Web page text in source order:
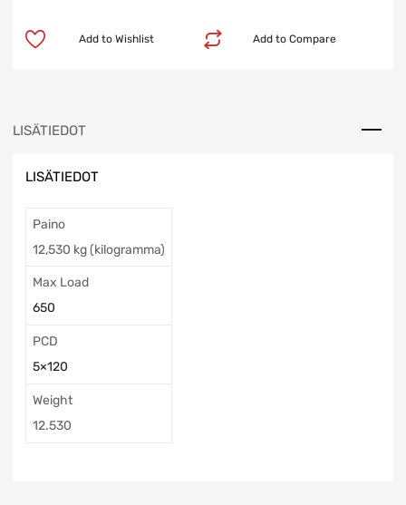
Add to Compare
Add to Wishlist
LISÄTIEDOT
LISÄTIEDOT
Paino
12,530 kg (kilogramma)
Max Load
650
PCD
5×120
Weight
12.530